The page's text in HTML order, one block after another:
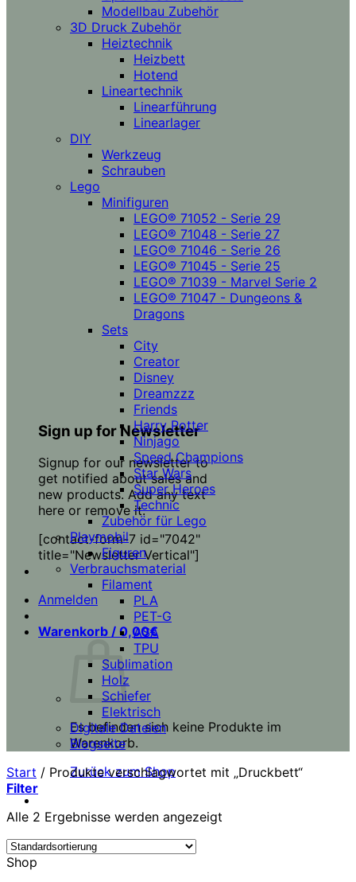
Sign up for Newsletter
Signup for our newsletter to
get notified about sales and
new products. Add any text
here or remove it.
[contact-form-7 id="7042"
title="Newsletter Vertical"]
Anmelden
Warenkorb / 0,00€
Es befinden sich keine Produkte im
Warenkorb.
Zurück zum Shop
Modellbau Zubehör
3D Druck Zubehör
Heiztechnik
Heizbett
Hotend
Lineartechnik
Linearführung
Linearlager
DIY
Werkzeug
Schrauben
Lego
Minifiguren
LEGO® 71052 - Serie 29
LEGO® 71048 - Serie 27
LEGO® 71046 - Serie 26
LEGO® 71045 - Serie 25
LEGO® 71039 - Marvel Serie 2
LEGO® 71047 - Dungeons &
Dragons
Sets
City
Creator
Disney
Dreamzzz
Friends
Harry Potter
Ninjago
Speed Champions
Star Wars
Super Heroes
Technic
Zubehör für Lego
Playmobil
Figuren
Verbrauchsmaterial
Filament
PLA
PET-G
ASA
TPU
Sublimation
Holz
Schiefer
Elektrisch
Digitale Dateien
Blogseite
Start / Produkte verschlagwortet mit „Druckbett“
Filter
Alle 2 Ergebnisse werden angezeigt
Shop